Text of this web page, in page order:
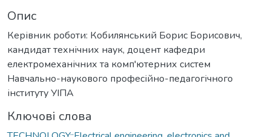
Опис
Керівник роботи: Кобилянський Борис Борисович,
кандидат технічних наук, доцент кафедри
електромеханічних та комп'ютерних систем
Навчально-наукового професійно-педагогічного
інституту УІПА
Ключові слова